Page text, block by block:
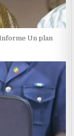
Un plan